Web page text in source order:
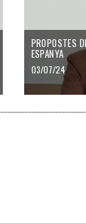
PROPOSTES
ESPANYA
03/07/24